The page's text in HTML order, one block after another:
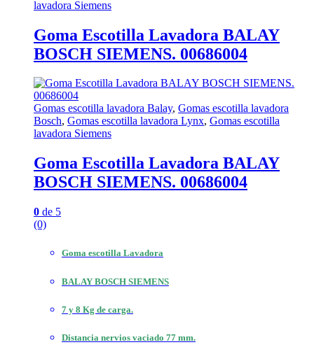
lavadora Siemens
Goma Escotilla Lavadora BALAY
BOSCH SIEMENS. 00686004
Gomas escotilla lavadora Balay, Gomas escotilla lavadora
Bosch, Gomas escotilla lavadora Lynx, Gomas escotilla
lavadora Siemens
Goma Escotilla Lavadora BALAY
BOSCH SIEMENS. 00686004
0 de 5
(0)
Goma escotilla Lavadora
BALAY BOSCH SIEMENS
7 y 8 Kg de carga.
Distancia nervios vaciado 77 mm.